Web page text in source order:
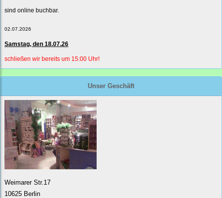
sind online buchbar.
02.07.2026
Samstag, den 18.07.26
schließen wir bereits um 15:00 Uhr!
Unser Geschäft
Weimarer Str.17
10625 Berlin